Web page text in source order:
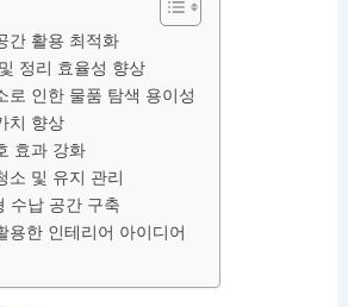
간 활용 최적화
정리 효율성 향상
로 인한 물품 탐색 용이성
치 향상
효과 강화
소 및 유지 관리
수납 공간 구축
용한 인테리어 아이디어